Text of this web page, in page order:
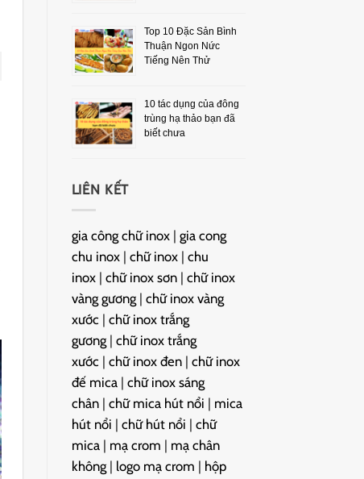
Top 10 Đặc Sản Bình
Thuận Ngon Nức
Tiếng Nên Thử
10 tác dụng của đông
trùng hạ thảo bạn đã
biết chưa
LIÊN KẾT
gia công chữ inox| gia cong
chu inox| chữ inox| chu
inox| chữ inox sơn| chữ inox
vàng gương| chữ inox vàng
xước | chữ inox trắng
gương| chữ inox trắng
xước | chữ inox đen| chữ inox
đế mica| chữ inox sáng
chân| chữ mica hút nổi | mica
hút nổi | chữ hút nổi | chữ
mica| mạ crom | mạ chân
không| logo mạ crom | hộp